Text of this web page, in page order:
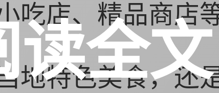
吃店、精品商店
地特色美食，还
读全文